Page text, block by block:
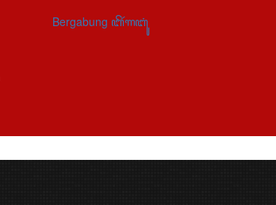
Bergabung ꦧꦼꦂꦒꦧꦸꦁ